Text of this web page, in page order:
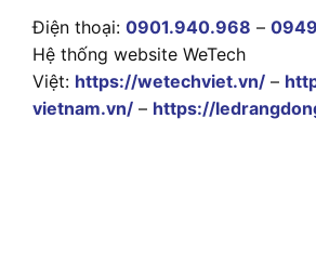
Điện thoại: 0901.940.968 –
Hệ thống website WeTech
Việt: https://wetechviet.vn/ –
vietnam.vn/ – https://